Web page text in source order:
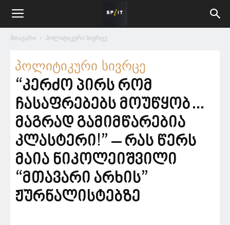
მთავარი პოლიტიკური სივრცე
პოლიტიკური სივრცე
“კერძო პირს რომ
ჩასაფრებებს მოუწყობ…
მაგრად გამიმწარებია
კლასტერი!” – რას წერს
მაია ნიკოლეიშვილი
“მთავარი არხის”
ჟურნალისტებზე